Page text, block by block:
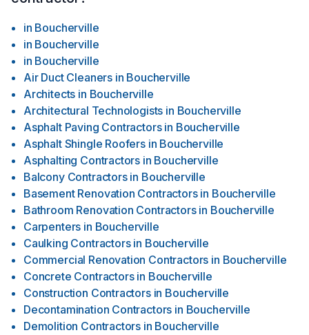
in Boucherville
in Boucherville
in Boucherville
Air Duct Cleaners in Boucherville
Architects in Boucherville
Architectural Technologists in Boucherville
Asphalt Paving Contractors in Boucherville
Asphalt Shingle Roofers in Boucherville
Asphalting Contractors in Boucherville
Balcony Contractors in Boucherville
Basement Renovation Contractors in Boucherville
Bathroom Renovation Contractors in Boucherville
Carpenters in Boucherville
Caulking Contractors in Boucherville
Commercial Renovation Contractors in Boucherville
Concrete Contractors in Boucherville
Construction Contractors in Boucherville
Decontamination Contractors in Boucherville
Demolition Contractors in Boucherville